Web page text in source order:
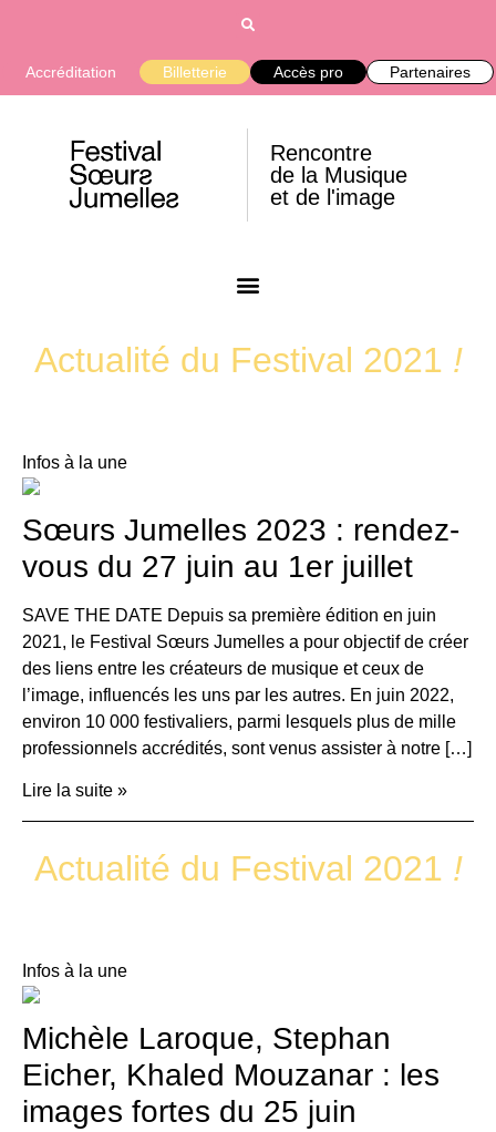
Accréditation Billetterie Accès pro Partenaires
Rencontre
de la Musique
et de l'image
Actualité du Festival 2021 !
Infos à la une
Sœurs Jumelles 2023 : rendez-
vous du 27 juin au 1er juillet
SAVE THE DATE Depuis sa première édition en juin
2021, le Festival Sœurs Jumelles a pour objectif de créer
des liens entre les créateurs de musique et ceux de
l’image, influencés les uns par les autres. En juin 2022,
environ 10 000 festivaliers, parmi lesquels plus de mille
professionnels accrédités, sont venus assister à notre […]
Lire la suite »
Actualité du Festival 2021 !
Infos à la une
Michèle Laroque, Stephan
Eicher, Khaled Mouzanar : les
images fortes du 25 juin